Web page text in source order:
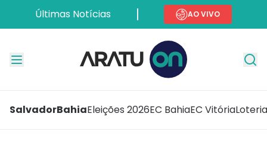
Últimas Notícias AO VIVO
SalvadorBahiaEleições 2026EC BahiaEC Vitória